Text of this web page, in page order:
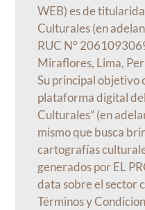
WEB) es de
Culturales (en
RUC N°
Miraflores, Lima,
Su principal objetivo
plataforma digital
Culturales” (en
mismo que busca
cartografías
generados por EL
data sobre el sector
Términos y